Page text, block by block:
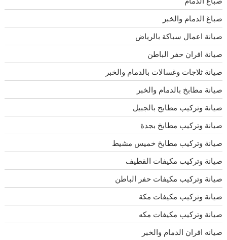
صباغ الدمام والخبر
صيانة اعمال سباكة بالرياض
صيانة افران حفر الباطن
صيانة ثلاجات وغسالات بالدمام والخبر
صيانة مطابخ بالدمام والخبر
صيانة وتركيب مطابخ بالجبيل
صيانة وتركيب مطابخ بجدة
صيانة وتركيب مطابخ خميس مشيط
صيانة وتركيب مكيفات القطيف
صيانة وتركيب مكيفات حفر الباطن
صيانة وتركيب مكيفات مكة
صيانة وتركيب مكيفات مكه
صيانه افران الدمام والخبر